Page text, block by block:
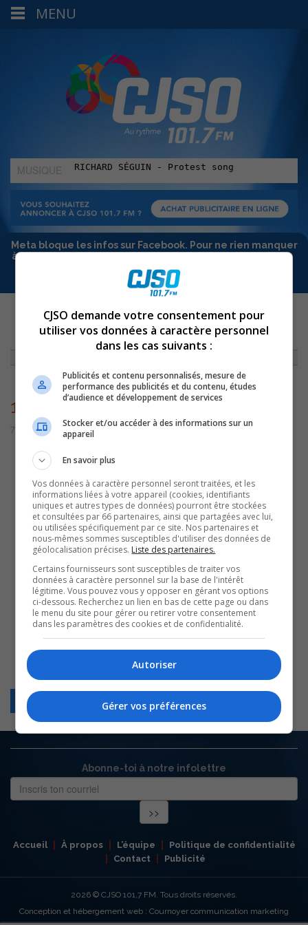
MUSIQUE
:
Meta bloque les infos sur Facebook. Pour ne rien manquer
à Sorel-Tracy et la région, abonne-toi à notre infolettre :
CAPSULE DU 11 MARS 2016
10613
7 juillet 2016 | Par admin
Abonne-toi à notre infolettre
Accueil À propos L’équipe
Politique de confidentialité
Contact
Publicité
2026 © CJSO 101,7 FM. Tous droits réservés.
Conception et hébergement web : Cournoyer communication marketing
MENU
CJSO demande votre consentement pour
utiliser vos données à caractère personnel
dans les cas suivants :
Publicités et contenu personnalisés, mesure de
performance des publicités et du contenu, études
d’audience et développement de services
Stocker et/ou accéder à des informations sur un
appareil
En savoir plus
Vos données à caractère personnel seront traitées, et les
informations liées à votre appareil (cookies, identifiants
uniques et autres types de données) pourront être stockées
et consultées par 66 partenaires, ainsi que partagées avec lui,
ou utilisées spécifiquement par ce site. Nos partenaires et
nous-mêmes sommes susceptibles d'utiliser des données de
géolocalisation précises. Liste des partenaires.
Certains fournisseurs sont susceptibles de traiter vos
données à caractère personnel sur la base de l'intérêt
légitime. Vous pouvez vous y opposer en gérant vos options
ci-dessous. Recherchez un lien en bas de cette page ou dans
le menu du site pour gérer ou retirer votre consentement
dans les paramètres des cookies et de confidentialité.
Autoriser
Gérer vos préférences